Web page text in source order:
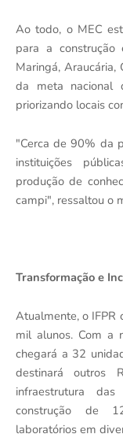
Ao todo, o MEC
para a
Maringá,
da meta nacional
priorizando locais
"Cerca de 90% da
instituições
produção de
campi", ressaltou o
Transformação e
Atualmente, o IFPR
mil alunos. Com a
chegará a 32
destinará outros
infraestrutura
construção de
laboratórios em